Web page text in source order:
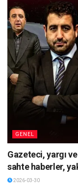
GENEL
Gazeteci, yargı
sahte haberler,
2026-03-30